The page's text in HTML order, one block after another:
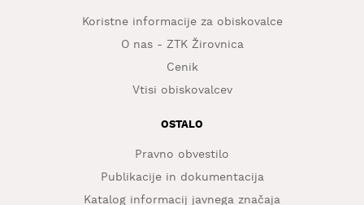
Koristne informacije za obiskovalce
O nas - ZTK Žirovnica
Cenik
Vtisi obiskovalcev
OSTALO
Pravno obvestilo
Publikacije in dokumentacija
Katalog informacij javnega značaja